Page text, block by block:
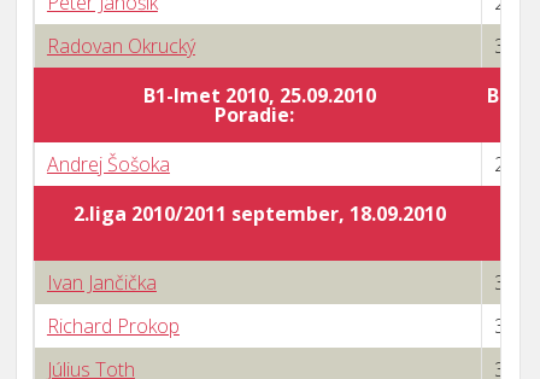
Radovan Okrucký
3 : 0
B1-Imet 2010, 25.09.2010
Poradie:
Andrej Šošoka
2 : 3
2.liga 2010/2011 september, 18.09.2010
Ivan Jančička
3 : 0
Richard Prokop
3 : 2
Július Toth
3 : 1